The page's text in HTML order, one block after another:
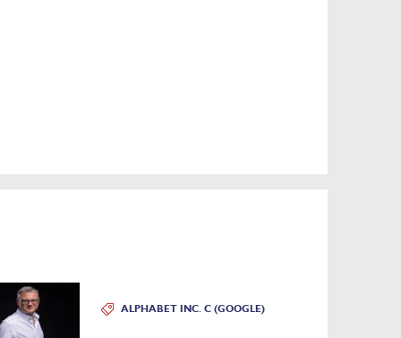
ALPHABET INC. C (GOOGLE)